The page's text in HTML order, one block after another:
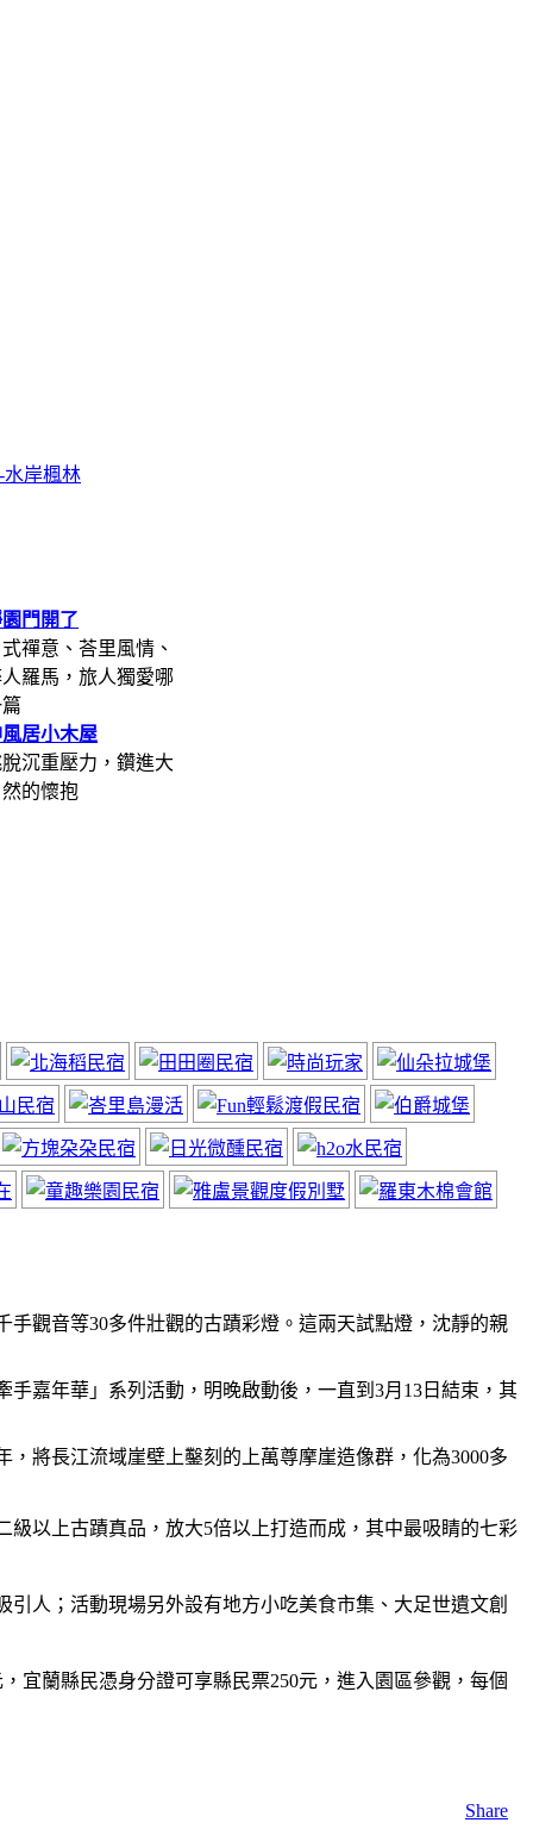
門開了
禪意、荅里風情、
羅馬，旅人獨愛哪
居小木屋
沉重壓力，鑽進大
的懷抱
觀音等30多件壯觀的古蹟彩燈。這兩天試點燈，沈靜的親
嘉年華」系列活動，明晚啟動後，一直到3月13日結束，其
將長江流域崖壁上鑿刻的上萬尊摩崖造像群，化為3000多
以上古蹟真品，放大5倍以上打造而成，其中最吸睛的七彩
人；活動現場另外設有地方小吃美食市集、大足世遺文創
宜蘭縣民憑身分證可享縣民票250元，進入園區參觀，每個
Share